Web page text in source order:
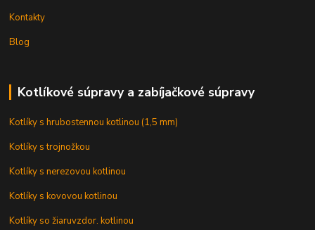
Kontakty
Blog
Kotlíkové súpravy a zabíjačkové súpravy
Kotlíky s hrubostennou kotlinou (1,5 mm)
Kotlíky s trojnožkou
Kotlíky s nerezovou kotlinou
Kotlíky s kovovou kotlinou
Kotlíky so žiaruvzdor. kotlinou